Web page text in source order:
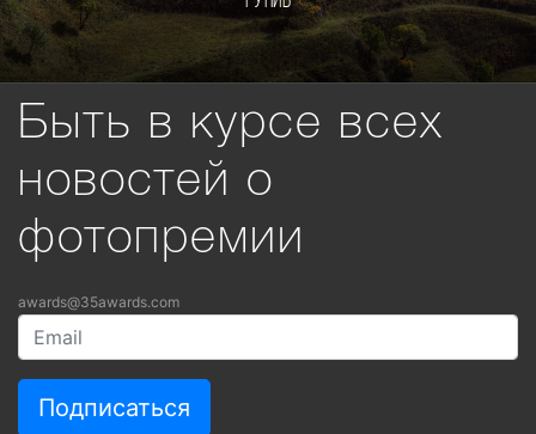
Быть в курсе всех
новостей о
фотопремии
awards@35awards.com